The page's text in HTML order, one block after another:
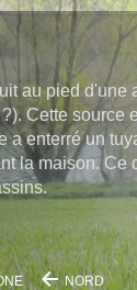
au pied d'une
Cette source
a enterré un
la maison. Ce
NORD